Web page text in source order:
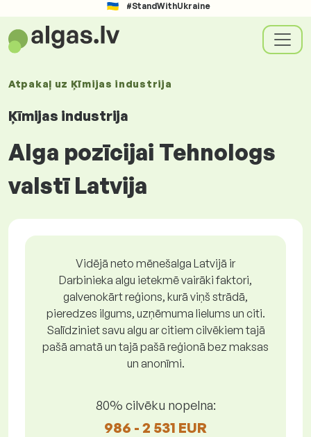
#StandWithUkraine
Atpakaļ uz Ķīmijas industrija
Ķīmijas industrija
Alga pozīcijai Tehnologs
valstī Latvija
Vidējā neto mēnešalga Latvijā ir
Darbinieka algu ietekmē vairāki faktori,
galvenokārt reģions, kurā viņš strādā,
pieredzes ilgums, uzņēmuma lielums un citi.
Salīdziniet savu algu ar citiem cilvēkiem tajā
pašā amatā un tajā pašā reģionā bez maksas
un anonīmi.
80% cilvēku nopelna:
986 - 2 531 EUR